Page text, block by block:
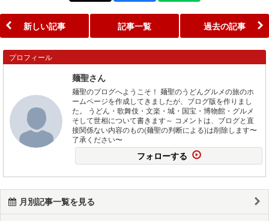
新しい記事 記事一覧 過去の記事
プロフィール
麺聖さん
麺聖のブログへようこそ！ 麺聖のうどんグルメの旅のホ
ームページを作成してきましたが、ブログ版を作りまし
た。 うどん・歌舞伎・文楽・城・国宝・博物館・グルメ
そして世相について書きます～ コメントは、ブログと直
接関係ない内容のもの(麺聖の判断による)は削除します〜
了承ください〜
フォローする
月別記事一覧を見る